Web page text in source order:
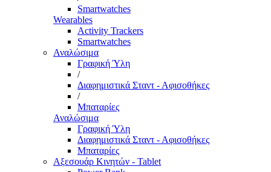
Smartwatches
Wearables
Activity Trackers
Smartwatches
Αναλώσιμα
Γραφική Ύλη
/
Διαφημιστικά Σταντ - Αφισοθήκες
/
Μπαταρίες
Αναλώσιμα
Γραφική Ύλη
Διαφημιστικά Σταντ - Αφισοθήκες
Μπαταρίες
Αξεσουάρ Κινητών - Tablet